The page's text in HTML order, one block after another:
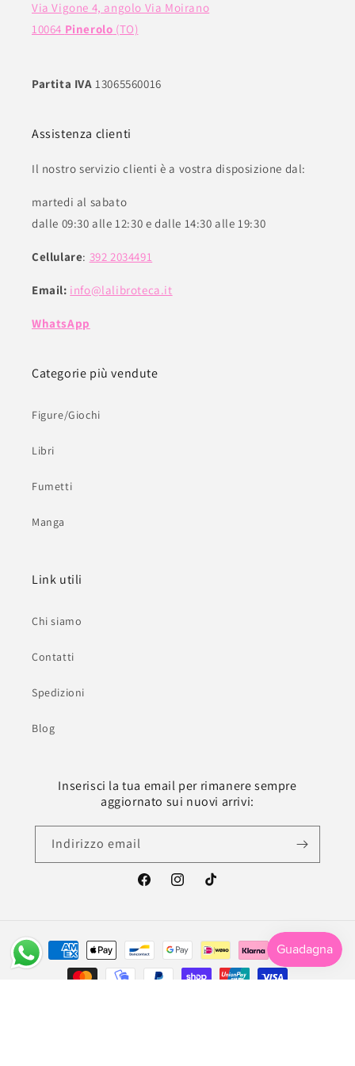
Via Vigone 4, angolo Via Moirano
10064 Pinerolo (TO)
Partita IVA 13065560016
Assistenza clienti
Il nostro servizio clienti è a vostra disposizione dal:
martedi al sabato
dalle 09:30 alle 12:30 e dalle 14:30 alle 19:30
Cellulare: 392 2034491
Email: info@lalibroteca.it
WhatsApp
Categorie più vendute
Figure/Giochi
Libri
Fumetti
Manga
Link utili
Chi siamo
Contatti
Spedizioni
Blog
Inserisci la tua email per rimanere sempre
aggiornato sui nuovi arrivi:
Indirizzo email
FacebookInstagramTikTok
Metodi
di